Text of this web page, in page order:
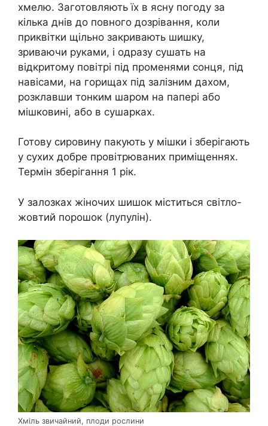
хмелю. Заготовляють їх в ясну погоду за
кілька днів до повного дозрівання, коли
приквітки щільно закривають шишку,
зриваючи руками, і одразу сушать на
відкритому повітрі під променями сонця, під
навісами, на горищах під залізним дахом,
розклавши тонким шаром на папері або
мішковині, або в сушарках.
Готову сировину пакують у мішки і зберігають
у сухих добре провітрюваних приміщеннях.
Термін зберігання 1 рік.
У залозках жіночих шишок міститься світло-
жовтий порошок (лупулін).
Хміль звичайний, плоди рослини